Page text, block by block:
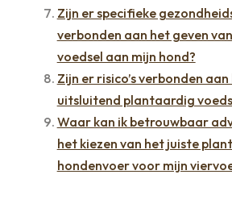
Zijn er specifieke
verbonden aan het geven
voedsel aan mijn hond?
Zijn er risico’s verbonden
uitsluitend plantaardig
Waar kan ik betrouwbaar
het kiezen van het juiste
hondenvoer voor mijn